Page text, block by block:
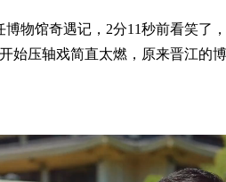
馆奇遇记，2分11秒前看笑了，
始压轴戏简直太燃，原来晋江的